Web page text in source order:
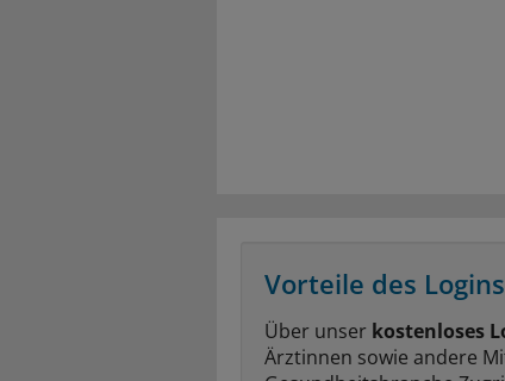
Vorteile des Logins
Über unser kostenloses
Ärztinnen sowie andere